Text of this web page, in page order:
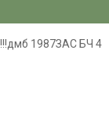
1987ЗАС БЧ 4